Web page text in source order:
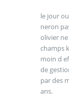
le jour
neron
olivier
champs
moin d
de
par des
ans.